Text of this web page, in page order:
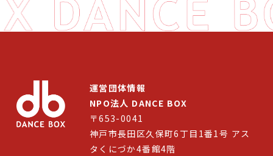
運営団体情報
NPO法人 DANCE BOX
〒653-0041
神戸市長田区久保町6丁目1番1号 アス
タくにづか4番館4階